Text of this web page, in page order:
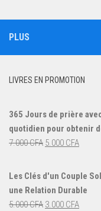
PLUS
LIVRES EN PROMOTION
365 Jours de prière
quotidien pour obtenir
7.000CFA Le
initial
était :
7.000 CFA.
5.000 CFALe
actuel
est :
Les Clés d'un Couple
une Relation Durable
5.000CFA Le
3.000 CFALe